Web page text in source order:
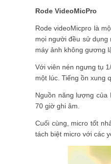
Rode VideoMicPro
Rode videoMicpro là
mọi người đều sử dụng
máy ảnh không gương
Với viên nén ngưng tụ
một lúc. Tiếng ồn xung
Nguồn năng lượng của
70 giờ ghi âm.
Cuối cùng, micro tốt
tách biệt micro với các